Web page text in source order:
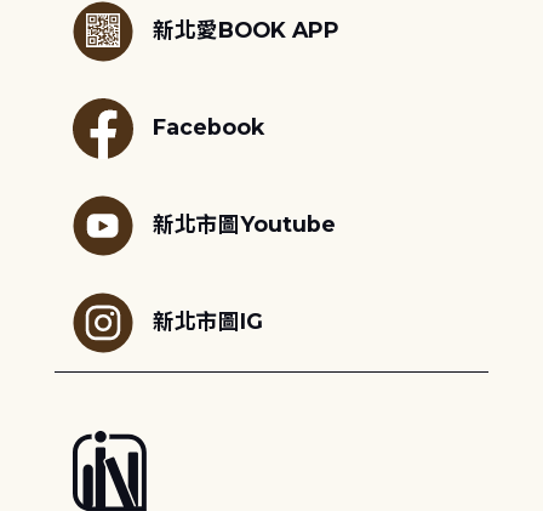
新北愛BOOK APP
Facebook
新北市圖Youtube
新北市圖IG